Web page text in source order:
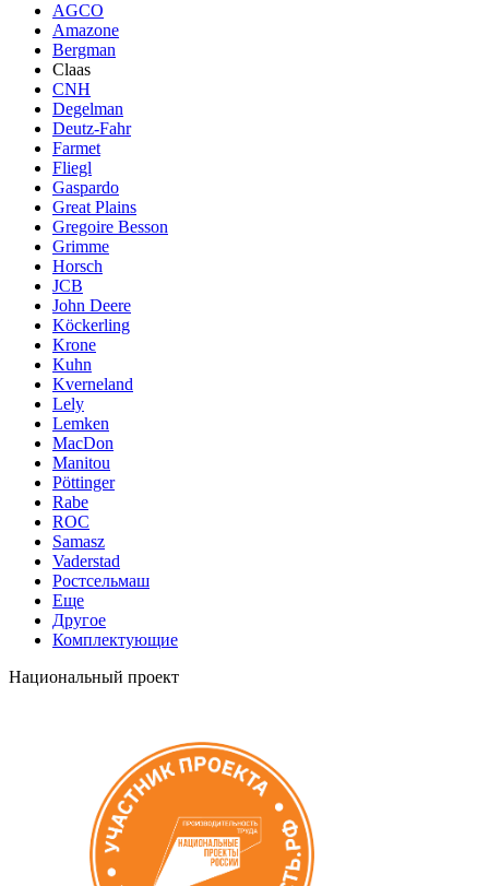
AGCO
Amazone
Bergman
Claas
CNH
Degelman
Deutz-Fahr
Farmet
Fliegl
Gaspardo
Great Plains
Gregoire Besson
Grimme
Horsch
JCB
John Deere
Köckerling
Krone
Kuhn
Kverneland
Lely
Lemken
MacDon
Manitou
Pöttinger
Rabe
ROC
Samasz
Vaderstad
Ростсельмаш
Еще
Другое
Комплектующие
Национальный проект